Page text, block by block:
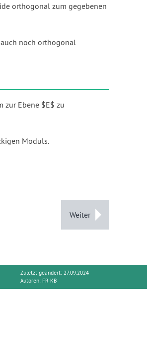
orthogonal zum gegebenen
noch orthogonal
zur Ebene $E$ zu
Moduls.
Weiter
Zuletzt geändert: 27.09.2024
Autoren: FR KB